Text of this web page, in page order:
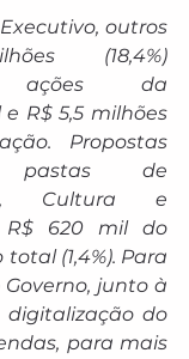
outros
(18,4%)
ações da
R$ 5,5 milhões
Propostas
de
Cultura e
R$ 620 mil do
(1,4%). Para
junto à
digitalização do
para mais